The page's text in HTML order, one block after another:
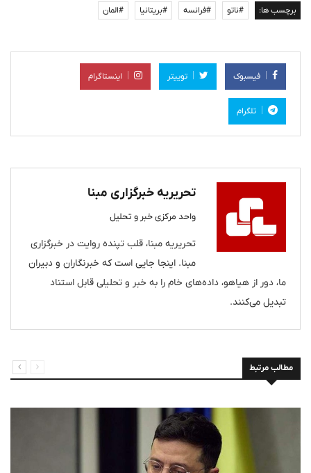
برچسب ها: #ناتو #فرانسه #بریتانیا #المان
فیسبوک توییتر اینستاگرام
تلگرام
تحریریه خبرگزاری مبنا
واحد مرکزی خبر و تحلیل
تحریریه مبنا، قلب تپنده روایت در خبرگزاری
مبنا. اینجا جایی است که خبرنگاران و دبیران
ما، دور از هیاهو، داده‌های خام را به خبر و تحلیلی قابل استناد
تبدیل می‌کنند.
مطالب مرتبط